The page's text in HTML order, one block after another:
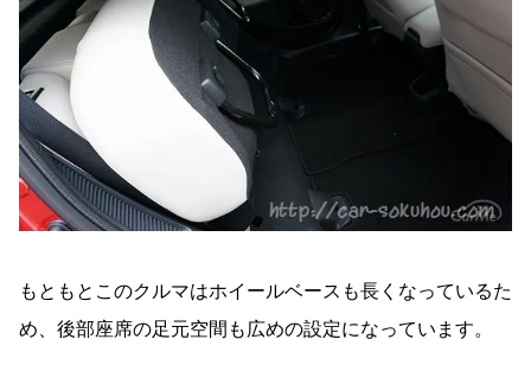
もともとこのクルマはホイールベースも長くなっているた
め、後部座席の足元空間も広めの設定になっています。